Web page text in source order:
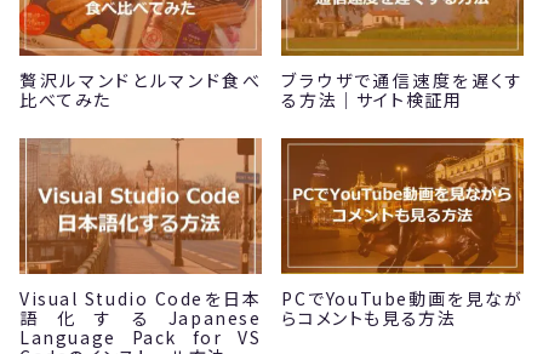
贅沢ルマンドとルマンド食べ
比べてみた
ブラウザで通信速度を遅くす
る方法｜サイト検証用
Visual Studio Codeを日本
語化するJapanese
Language Pack for VS
PCでYouTube動画を見なが
らコメントも見る方法